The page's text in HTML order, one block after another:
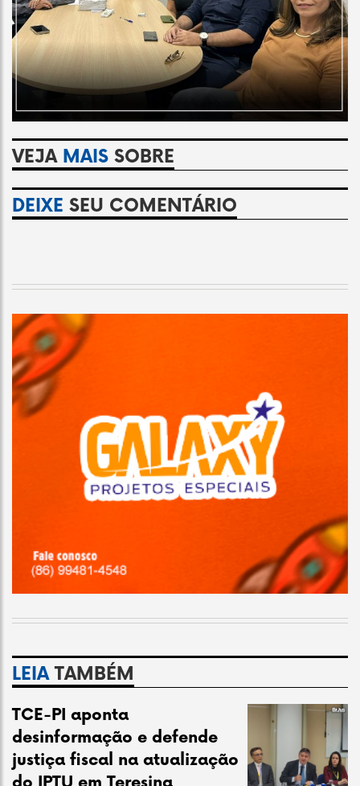
VEJA MAIS SOBRE
DEIXE SEU COMENTÁRIO
LEIATAMBÉM
TCE-PI aponta
desinformação e defende
justiça fiscal na atualização